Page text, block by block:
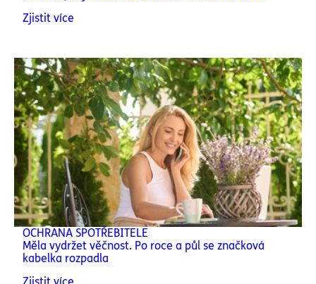
Zjistit více
OCHRANA SPOTŘEBITELE
Měla vydržet věčnost. Po roce a půl se značková
kabelka rozpadla